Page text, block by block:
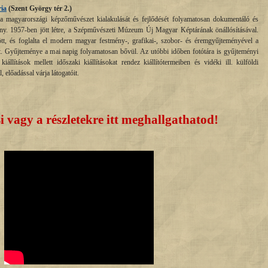
(Szent György tér 2.)
magyarországi képzőművészet kialakulását és fejlődését folyamatosan dokumentáló és
1957-ben jött létre, a Szépművészeti Múzeum Új Magyar Képtárának önállósításával.
és foglalta el modern magyar festmény-, grafikai-, szobor- és éremgyűjteményével a
Gyűjteménye a mai napig folyamatosan bővül. Az utóbbi időben fotótára is gyűjteményi
mellett időszaki kiállításokat rendez kiállítótermeiben és vidéki ill. külföldi
előadással várja látogatóit.
vagy a részletekre itt meghallgathatod!